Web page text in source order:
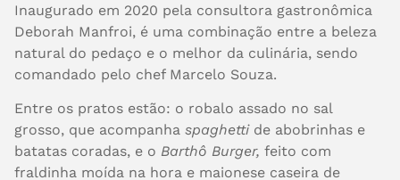
Inaugurado em 2020 pela consultora gastronômica
Deborah Manfroi, é uma combinação entre a beleza
natural do pedaço e o melhor da culinária, sendo
comandado pelo chef Marcelo Souza.
Entre os pratos estão: o robalo assado no sal
grosso, que acompanha spaghettide abobrinhas e
batatas coradas, e o Barthô Burger, feito com
fraldinha moída na hora e maionese caseira de